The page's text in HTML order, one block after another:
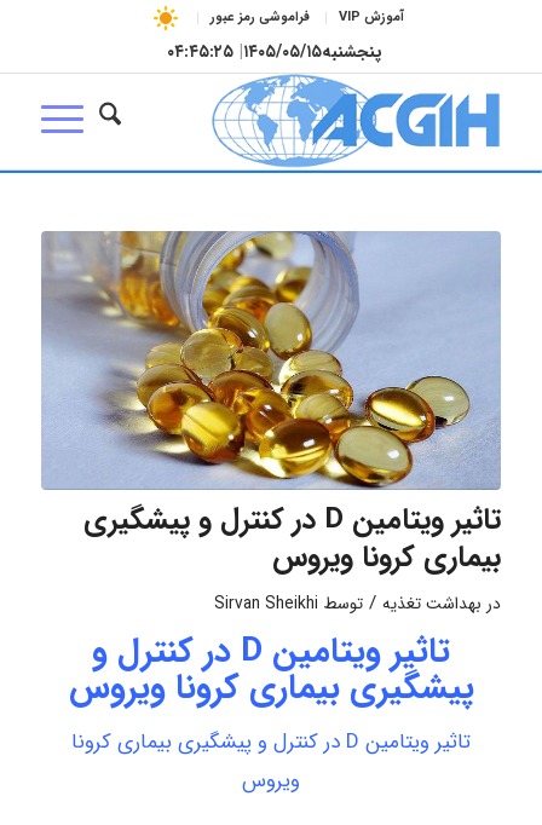
آموزش VIP فراموشی رمز عبور
پنجشنبه۱۴۰۵/۰۵/۱۵| ۰۴:۴۵:۲۶
تاثیر ویتامین D در کنترل و پیشگیری
بیماری کرونا ویروس
در بهداشت تغذیه / توسط Sirvan Sheikhi
تاثیر ویتامین D در کنترل و
پیشگیری بیماری کرونا ویروس
تاثیر ویتامین D در کنترل و پیشگیری بیماری کرونا
ویروس